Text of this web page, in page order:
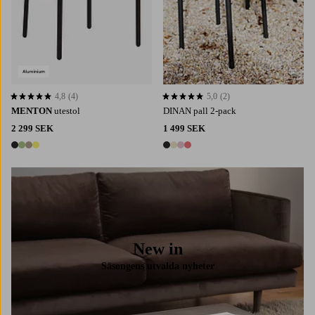
MENTON utestol
2 299 SEK
4 färger
4,8 baserat på 4 st betyg
4,8 (4)
DINAN pall 2-pack
1 499 SEK
4 färger
5,0 baserat på 2 st betyg
5,0 (2)
New in
Säsongens utvalda nyheter